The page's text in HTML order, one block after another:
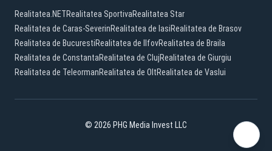
Realitatea.NETRealitatea SportivaRealitatea Star
Realitatea de Caras-SeverinRealitatea de IasiRealitatea de Brasov
Realitatea de BucurestiRealitatea de IlfovRealitatea de Braila
Realitatea de ConstantaRealitatea de ClujRealitatea de Giurgiu
Realitatea de TeleormanRealitatea de OltRealitatea de Vaslui
© 2026 PHG Media Invest LLC